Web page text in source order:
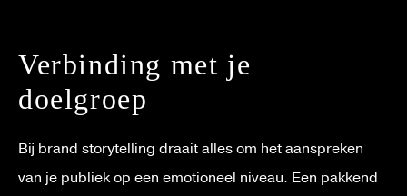
Verbinding met je
doelgroep
Bij brand storytelling draait alles om het aanspreken
van je publiek op een emotioneel niveau. Een pakkend